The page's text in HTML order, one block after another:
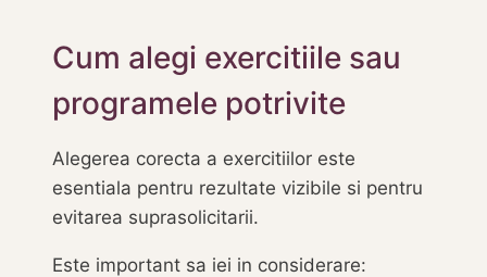
Cum alegi exercitiile sau
programele potrivite
Alegerea corecta a exercitiilor este
esentiala pentru rezultate vizibile si pentru
evitarea suprasolicitarii.
Este important sa iei in considerare: